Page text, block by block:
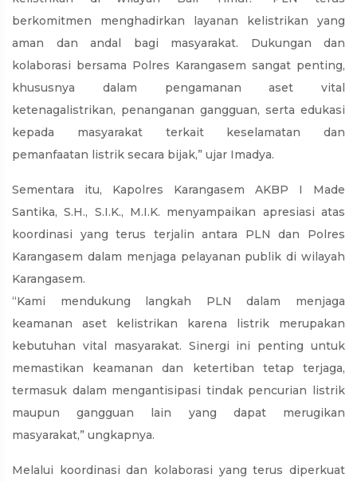
berkomitmen menghadirkan layanan kelistrikan yang
aman dan andal bagi masyarakat. Dukungan dan
kolaborasi bersama Polres Karangasem sangat penting,
khususnya dalam pengamanan aset vital
ketenagalistrikan, penanganan gangguan, serta edukasi
kepada masyarakat terkait keselamatan dan
pemanfaatan listrik secara bijak,” ujar Imadya.
Sementara itu, Kapolres Karangasem AKBP I Made
Santika, S.H., S.I.K., M.I.K. menyampaikan apresiasi atas
koordinasi yang terus terjalin antara PLN dan Polres
Karangasem dalam menjaga pelayanan publik di wilayah
Karangasem.
“Kami mendukung langkah PLN dalam menjaga
keamanan aset kelistrikan karena listrik merupakan
kebutuhan vital masyarakat. Sinergi ini penting untuk
memastikan keamanan dan ketertiban tetap terjaga,
termasuk dalam mengantisipasi tindak pencurian listrik
maupun gangguan lain yang dapat merugikan
masyarakat,” ungkapnya.
Melalui koordinasi dan kolaborasi yang terus diperkuat